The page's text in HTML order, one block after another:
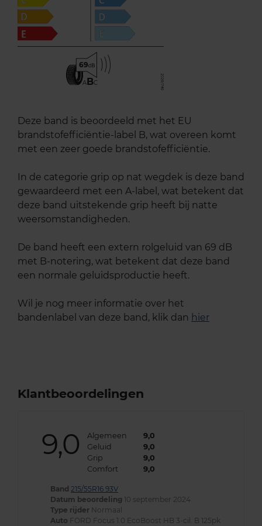
69
ABC
Deze band is beoordeeld met het EU
brandstofefficiëntie-label B, wat overeen komt
met een zeer goede brandstofefficiëntie.
In de categorie grip op nat wegdek is deze band
gewaardeerd met een A-label, wat betekent dat
deze band uitstekende grip heeft bij natte
weersomstandigheden.
De band heeft een extern rolgeluid van 69 dB
met B-notering, wat betekent dat deze band
een normale geluidsproductie heeft.
Wil je nog meer informatie over het
bandenlabel van deze band, klik dan hier
Klantbeoordelingen
9,0 Algemeen
9,0
Geluid
9,0
Grip
9,0
Comfort
9,0
Band 215/55R16 93V
Datum beoordeling 10 september 2024
Type rijder Normaal
Auto FORD Focus 1.0 EcoBoost HB 3-cil. B 125pk